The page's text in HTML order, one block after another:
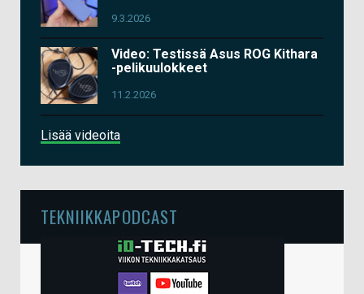
9.3.2026
Video: Testissä Asus ROG Kithara
-pelikuulokkeet
11.2.2026
Lisää videoita
TEKNIIKKAPODCAST